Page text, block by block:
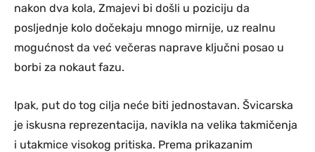
nakon dva kola, Zmajevi bi došli u poziciju da
posljednje kolo dočekaju mnogo mirnije, uz realnu
mogućnost da već večeras naprave ključni posao u
borbi za nokaut fazu.
Ipak, put do tog cilja neće biti jednostavan. Švicarska
je iskusna reprezentacija, navikla na velika takmičenja
i utakmice visokog pritiska. Prema prikazanim